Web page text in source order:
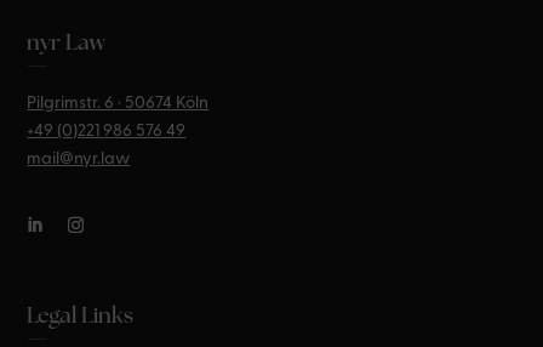
nyr Law
Pilgrimstr. 6 · 50674 Köln
+49 (0)221 986 576 49
mail@nyr.law
Legal Links